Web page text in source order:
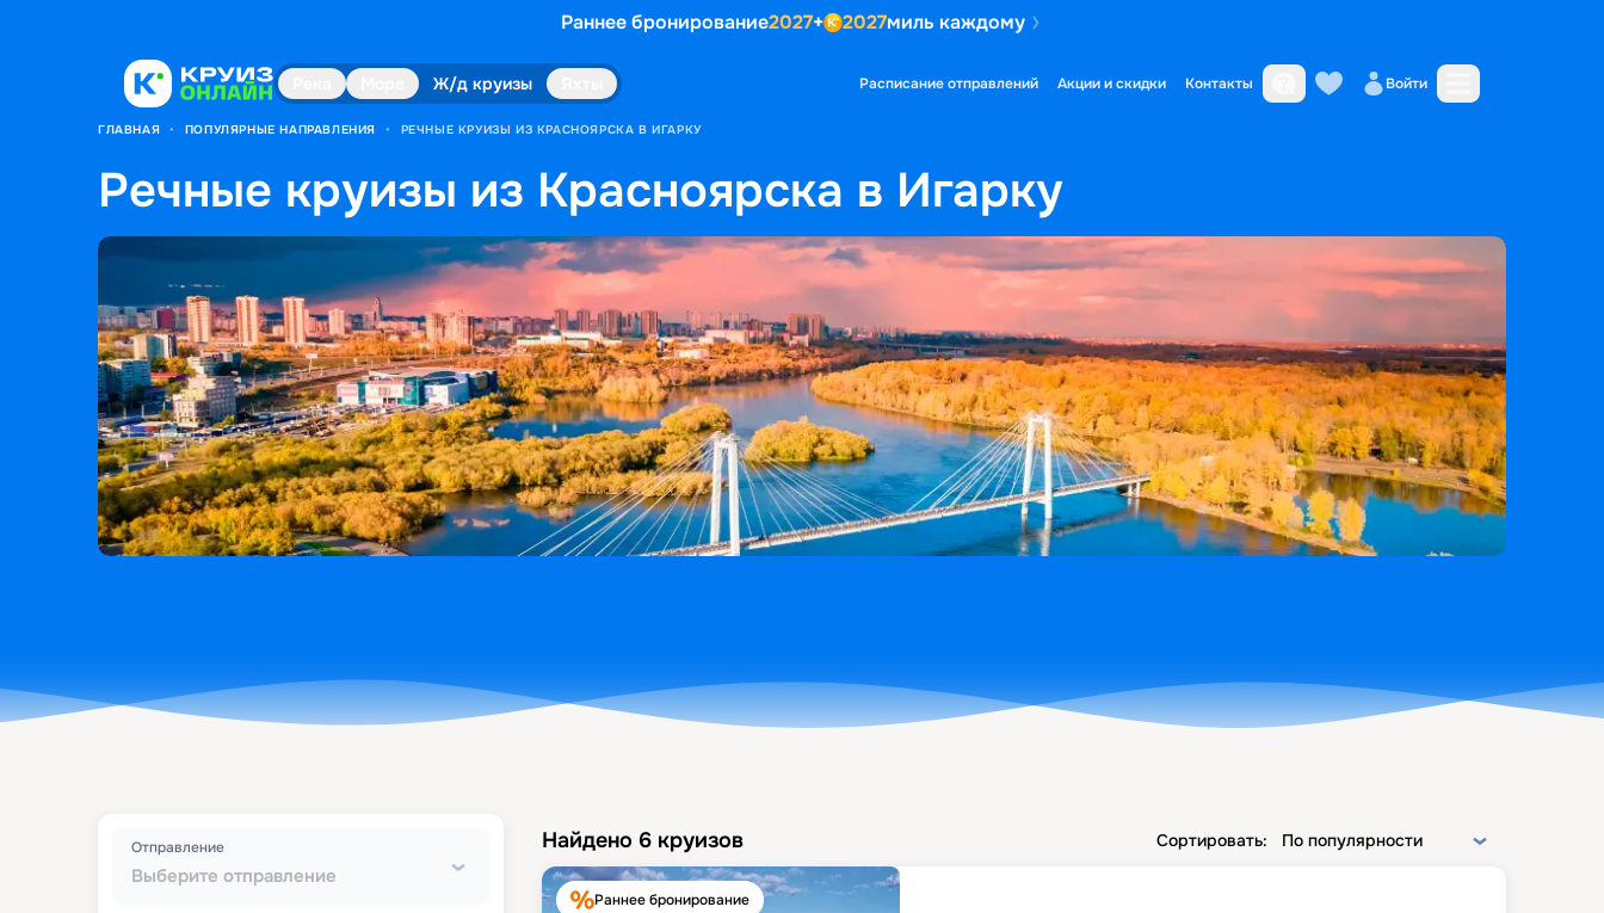
Раннее бронирование2027+ 2027миль каждому
Ж/д круизы Расписание отправлений Акции и скидки Контакты Войти
ГЛАВНАЯ • ПОПУЛЯРНЫЕ НАПРАВЛЕНИЯ • РЕЧНЫЕ КРУИЗЫ ИЗ КРАСНОЯРСКА В ИГАРКУ
Речные круизы из Красноярска в Игарку
Выберите отправление
Отправление Найдено 6 круизов Сортировать: По популярности
Раннее бронирование